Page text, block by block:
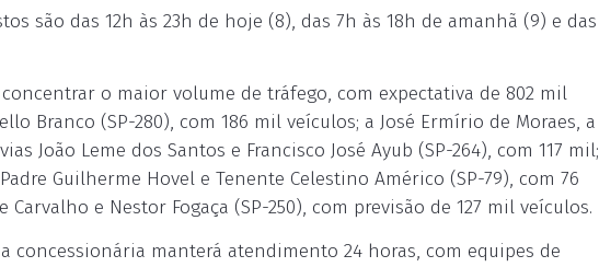
são das 12h às 23h de hoje (8), das 7h às 18h de amanhã (9) e das
concentrar o maior volume de tráfego, com expectativa de 802 mil
Branco (SP-280), com 186 mil veículos; a José Ermírio de Moraes, a
João Leme dos Santos e Francisco José Ayub (SP-264), com 117 mil;
Guilherme Hovel e Tenente Celestino Américo (SP-79), com 76
e Nestor Fogaça (SP-250), com previsão de 127 mil veículos.
concessionária manterá atendimento 24 horas, com equipes de